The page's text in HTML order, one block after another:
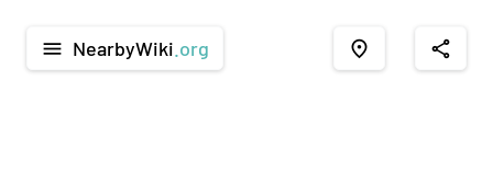
menu NearbyWiki .org place share